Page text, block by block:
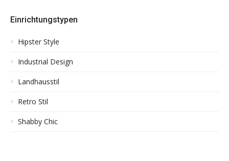
Einrichtungstypen
Hipster Style
Industrial Design
Landhausstil
Retro Stil
Shabby Chic